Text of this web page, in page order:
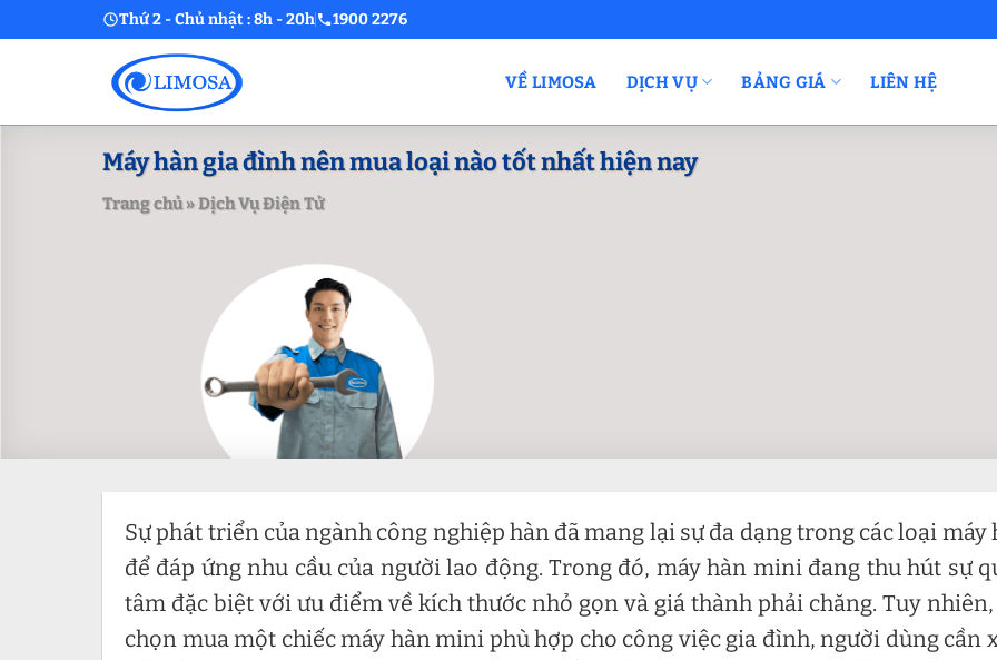
to
Thứ 2 - Chủ nhật : 8h - 20h 1900 2276
VỀ LIMOSA DỊCH VỤ BẢNG GIÁ LIÊN HỆ
Máy hàn gia đình nên mua loại nào tốt nhất hiện nay
Trang chủ»Dịch Vụ Điện Tử
Sự phát triển của ngành công nghiệp hàn đã mang lại sự đa dạng trong các loại máy
để đáp ứng nhu cầu của người lao động. Trong đó, máy hàn mini đang thu hút sự
tâm đặc biệt với ưu điểm về kích thước nhỏ gọn và giá thành phải chăng. Tuy
chọn mua một chiếc máy hàn mini phù hợp cho công việc gia đình, người dùng cần